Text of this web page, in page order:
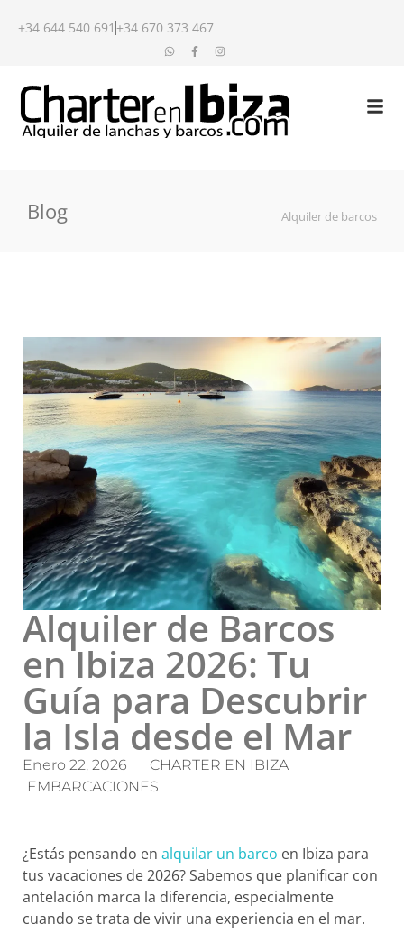
+34 644 540 691 +34 670 373 467
Blog Alquiler de barcos
Alquiler de Barcos
en Ibiza 2026: Tu
Guía para Descubrir
la Isla desde el Mar
Enero 22, 2026
CHARTER EN IBIZA
EMBARCACIONES
¿Estás pensando en alquilar un barco en Ibiza para
tus vacaciones de 2026? Sabemos que planificar con
antelación marca la diferencia, especialmente
cuando se trata de vivir una experiencia en el mar.